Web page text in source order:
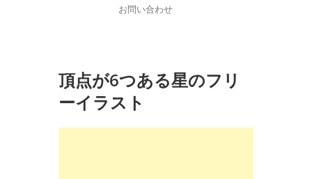
お問い合わせ
頂点が6つある星のフリ
ーイラスト